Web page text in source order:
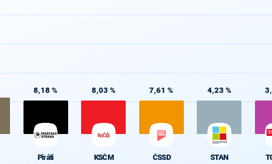
8,18 %
Piráti
8,03 %
KSČM
7,61 %
ČSSD
4,23 %
STAN